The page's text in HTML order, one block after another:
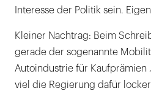
Interesse der Politik sein.
Kleiner Nachtrag: Beim
gerade der sogenannte
Autoindustrie für Kaufprämien
viel die Regierung dafür